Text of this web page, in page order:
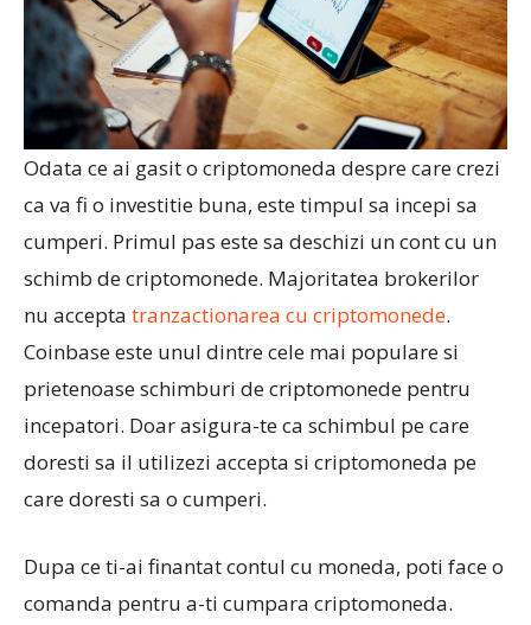
Odata ce ai gasit o criptomoneda despre care crezi
ca va fi o investitie buna, este timpul sa incepi sa
cumperi. Primul pas este sa deschizi un cont cu un
schimb de criptomonede. Majoritatea brokerilor
nu accepta tranzactionarea cu criptomonede.
Coinbase este unul dintre cele mai populare si
prietenoase schimburi de criptomonede pentru
incepatori. Doar asigura-te ca schimbul pe care
doresti sa il utilizezi accepta si criptomoneda pe
care doresti sa o cumperi.
Dupa ce ti-ai finantat contul cu moneda, poti face o
comanda pentru a-ti cumpara criptomoneda.